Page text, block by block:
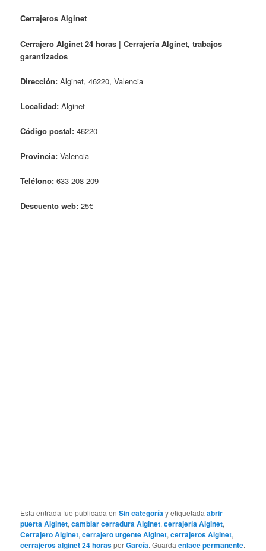
Cerrajeros Alginet
Cerrajero Alginet 24 horas | Cerrajería Alginet, trabajos
garantizados
Dirección: Alginet, 46220, Valencia
Localidad: Alginet
Código postal: 46220
Provincia: Valencia
Teléfono: 633 208 209
Descuento web: 25€
Esta entrada fue publicada enSin categoría y etiquetadaabrir
puerta Alginet,cambiar cerradura Alginet,cerrajería Alginet,
Cerrajero Alginet,cerrajero urgente Alginet,cerrajeros Alginet,
cerrajeros alginet 24 horasporGarcía. Guardaenlace permanente.